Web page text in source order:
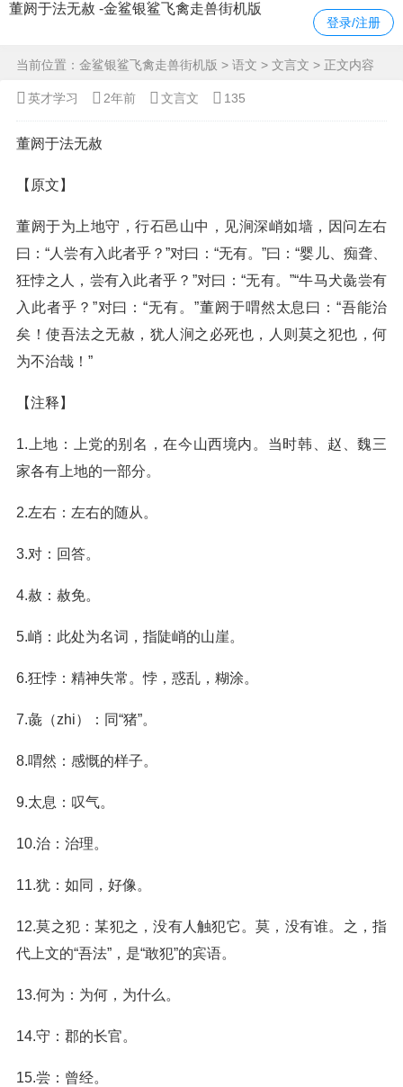
董阏于法无赦 -金鲨银鲨飞禽走兽街机版
登录/注册
当前位置： 金鲨银鲨飞禽走兽街机版 > 语文 > 文言文 > 正文内容
英才学习 2年前 文言文 135
董阏于法无赦
【原文】
董阏于为上地守，行石邑山中，见涧深峭如墙，因问左右
曰：“人尝有入此者乎？”对曰：“无有。”曰：“婴儿、痴聋、
狂悖之人，尝有入此者乎？”对曰：“无有。”“牛马犬彘尝有
入此者乎？”对曰：“无有。”董阏于喟然太息曰：“吾能治
矣！使吾法之无赦，犹人涧之必死也，人则莫之犯也，何
为不治哉！”
【注释】
1.上地：上党的别名，在今山西境内。当时韩、赵、魏三
家各有上地的一部分。
2.左右：左右的随从。
3.对：回答。
4.赦：赦免。
5.峭：此处为名词，指陡峭的山崖。
6.狂悖：精神失常。悖，惑乱，糊涂。
7.彘（zhi）：同“猪”。
8.喟然：感慨的样子。
9.太息：叹气。
10.治：治理。
11.犹：如同，好像。
12.莫之犯：某犯之，没有人触犯它。莫，没有谁。之，指
代上文的“吾法”，是“敢犯”的宾语。
13.何为：为何，为什么。
14.守：郡的长官。
15.尝：曾经。